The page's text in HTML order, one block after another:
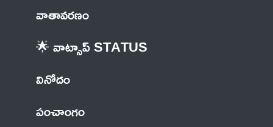
వాతావరణం
🌟 వాట్సాప్ STATUS
వినోదం
పంచాంగం